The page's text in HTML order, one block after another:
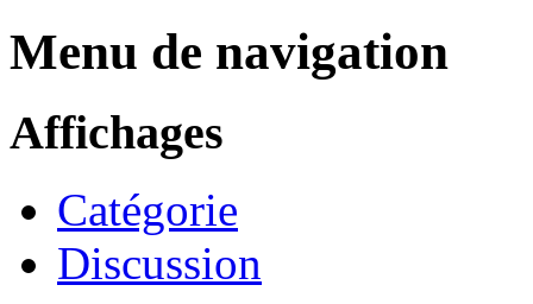
Menu de navigation
Affichages
Catégorie
Discussion